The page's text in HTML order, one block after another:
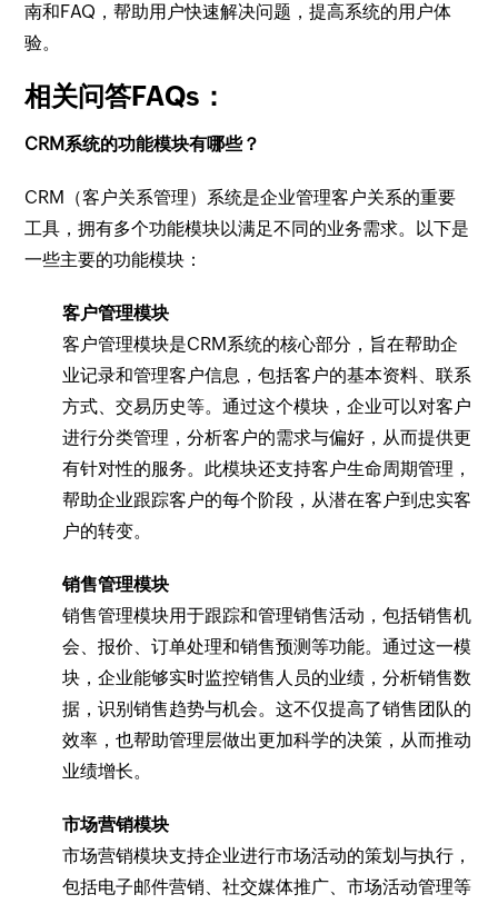
南和FAQ，帮助用户快速解决问题，提高系统的用户体
验。
相关问答FAQs：
CRM系统的功能模块有哪些？
CRM（客户关系管理）系统是企业管理客户关系的重要
工具，拥有多个功能模块以满足不同的业务需求。以下是
一些主要的功能模块：
客户管理模块
客户管理模块是CRM系统的核心部分，旨在帮助企
业记录和管理客户信息，包括客户的基本资料、联系
方式、交易历史等。通过这个模块，企业可以对客户
进行分类管理，分析客户的需求与偏好，从而提供更
有针对性的服务。此模块还支持客户生命周期管理，
帮助企业跟踪客户的每个阶段，从潜在客户到忠实客
户的转变。
销售管理模块
销售管理模块用于跟踪和管理销售活动，包括销售机
会、报价、订单处理和销售预测等功能。通过这一模
块，企业能够实时监控销售人员的业绩，分析销售数
据，识别销售趋势与机会。这不仅提高了销售团队的
效率，也帮助管理层做出更加科学的决策，从而推动
业绩增长。
市场营销模块
市场营销模块支持企业进行市场活动的策划与执行，
包括电子邮件营销、社交媒体推广、市场活动管理等